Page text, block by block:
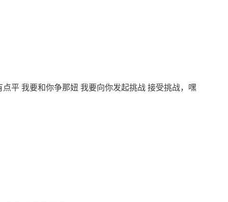
点平 我要和你争那妞 我要向你发起挑战 接受挑战，嘿